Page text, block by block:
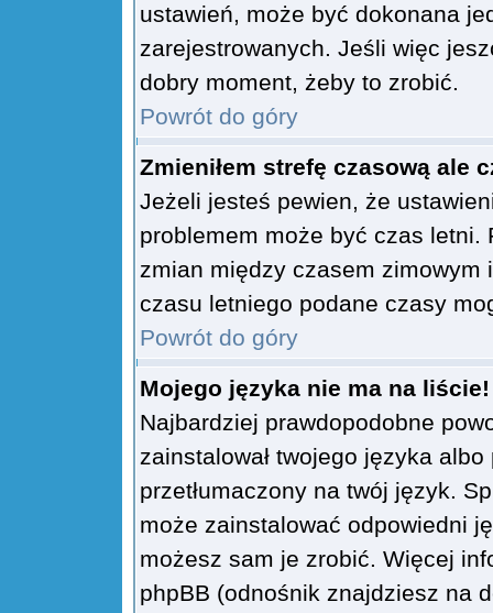
ustawień, może być dokonana
zarejestrowanych. Jeśli więc
dobry moment, żeby to zrobić.
Powrót do góry
Zmieniłem strefę czasową ale
Jeżeli jesteś pewien, że
problemem może być czas letni.
zmian między czasem zimowym
czasu letniego podane czasy
Powrót do góry
Mojego języka nie ma na liście!
Najbardziej prawdopodobne
zainstalował twojego języka
przetłumaczony na twój język.
może zainstalować odpowiedni
możesz sam je zrobić. Więcej
phpBB (odnośnik znajdziesz na